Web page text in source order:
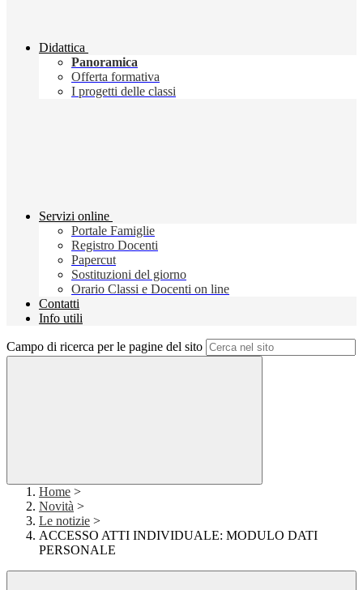
Didattica
Panoramica
Offerta formativa
I progetti delle classi
Servizi online
Portale Famiglie
Registro Docenti
Papercut
Sostituzioni del giorno
Orario Classi e Docenti on line
Contatti
Info utili
Campo di ricerca per le pagine del sito
Home >
Novità >
Le notizie >
ACCESSO ATTI INDIVIDUALE: MODULO DATI
PERSONALE